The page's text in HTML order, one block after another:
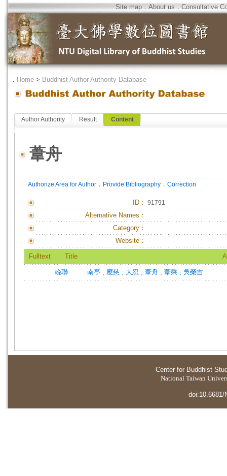
Site map．About us．Consultative
． Home > Buddhist Author Authority Database
Author Authority Result Content
葦舟
Authorize Area for Author ． Provide Bibliography ． Correction
ID ： 91791
Alternative Names：
Category：
Website：
Fulltext Title
輓聯 南亭 ; 應慈 ; 大忍 ; 葦舟 ; 葦乘 ; 吳榮吉
Center for Buddhist
National Taiwan
doi:10.6681/